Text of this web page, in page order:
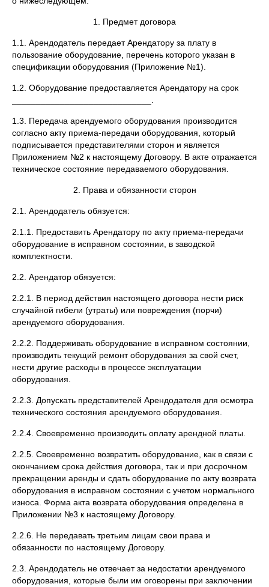
1. Предмет договора
1.1. Арендодатель передает Арендатору за плату в
пользование оборудование, перечень которого указан в
спецификации оборудования (Приложение №1).
1.2. Оборудование предоставляется Арендатору на срок
1.3. Передача арендуемого оборудования производится
согласно акту приема-передачи оборудования, который
подписывается представителями сторон и является
Приложением №2 к настоящему Договору. В акте отражается
техническое состояние передаваемого оборудования.
2. Права и обязанности сторон
2.1. Арендодатель обязуется:
2.1.1. Предоставить Арендатору по акту приема-передачи
оборудование в исправном состоянии, в заводской
комплектности.
2.2. Арендатор обязуется:
2.2.1. В период действия настоящего договора нести риск
случайной гибели (утраты) или повреждения (порчи)
арендуемого оборудования.
2.2.2. Поддерживать оборудование в исправном состоянии,
производить текущий ремонт оборудования за свой счет,
нести другие расходы в процессе эксплуатации
оборудования.
2.2.3. Допускать представителей Арендодателя для осмотра
технического состояния арендуемого оборудования.
2.2.4. Своевременно производить оплату арендной платы.
2.2.5. Своевременно возвратить оборудование, как в связи с
окончанием срока действия договора, так и при досрочном
прекращении аренды и сдать оборудование по акту возврата
оборудования в исправном состоянии с учетом нормального
износа. Форма акта возврата оборудования определена в
Приложении №3 к настоящему Договору.
2.2.6. Не передавать третьим лицам свои права и
обязанности по настоящему Договору.
2.3. Арендодатель не отвечает за недостатки арендуемого
оборудования, которые были им оговорены при заключении